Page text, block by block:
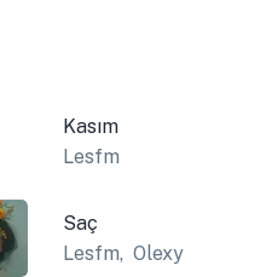
Kasım
Lesfm
Saç
Lesfm, Olexy